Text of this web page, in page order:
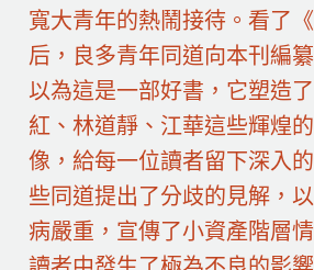
寬大青年的熱鬧接待。看了《
后，良多青年同道向本刊編
以為這是一部好書，它塑造
紅、林道靜、江華這些輝煌
像，給每一位讀者留下深入
些同道提出了分歧的見解，
病嚴重，宣傳了小資產階層